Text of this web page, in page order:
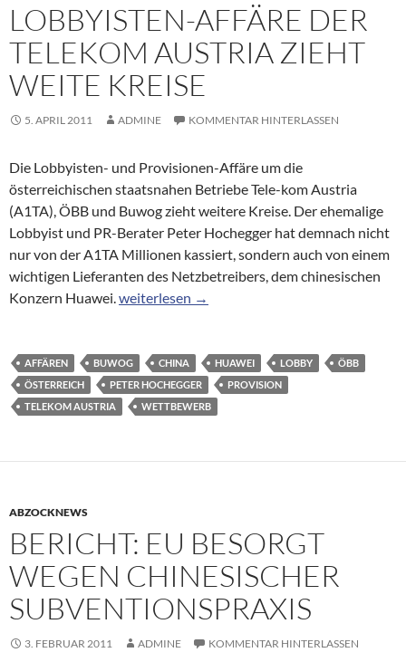
LOBBYISTEN-AFFÄRE DER
TELEKOM AUSTRIA ZIEHT
WEITE KREISE
5. APRIL 2011 ADMINE KOMMENTAR HINTERLASSEN
Die Lobbyisten- und Provisionen-Affäre um die
österreichischen staatsnahen Betriebe Tele-kom Austria
(A1TA), ÖBB und Buwog zieht weitere Kreise. Der ehemalige
Lobbyist und PR-Berater Peter Hochegger hat demnach nicht
nur von der A1TA Millionen kassiert, sondern auch von einem
wichtigen Lieferanten des Netzbetreibers, dem chinesischen
Konzern Huawei.Lobbyisten-Affäre der Telekom Austria zieht
weiterlesen →
AFFÄREN BUWOG CHINA HUAWEI LOBBY
ÖBB
ÖSTERREICH
PETER HOCHEGGER
PROVISION
TELEKOM AUSTRIA
WETTBEWERB
ABZOCKNEWS
BERICHT: EU BESORGT
WEGEN CHINESISCHER
SUBVENTIONSPRAXIS
3. FEBRUAR 2011 ADMINE KOMMENTAR HINTERLASSEN